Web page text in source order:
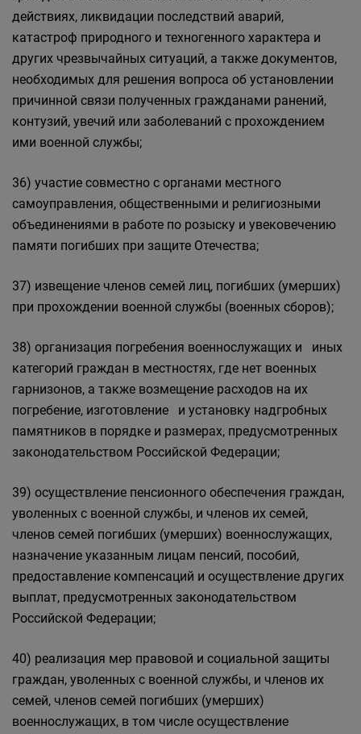
действиях, ликвидации последствий аварий,
катастроф природного и техногенного характера и
других чрезвычайных ситуаций, а также документов,
необходимых для решения вопроса об установлении
причинной связи полученных гражданами ранений,
контузий, увечий или заболеваний с прохождением
ими военной службы;
36) участие совместно с органами местного
самоуправления, общественными и религиозными
объединениями в работе по розыску и увековечению
памяти погибших при защите Отечества;
37) извещение членов семей лиц, погибших (умерших)
при прохождении военной службы (военных сборов);
38) организация погребения военнослужащих и иных
категорий граждан в местностях, где нет военных
гарнизонов, а также возмещение расходов на их
погребение, изготовление и установку надгробных
памятников в порядке и размерах, предусмотренных
законодательством Российской Федерации;
39) осуществление пенсионного обеспечения граждан,
уволенных с военной службы, и членов их семей,
членов семей погибших (умерших) военнослужащих,
назначение указанным лицам пенсий, пособий,
предоставление компенсаций и осуществление других
выплат, предусмотренных законодательством
Российской Федерации;
40) реализация мер правовой и социальной защиты
граждан, уволенных с военной службы, и членов их
семей, членов семей погибших (умерших)
военнослужащих, в том числе осуществление